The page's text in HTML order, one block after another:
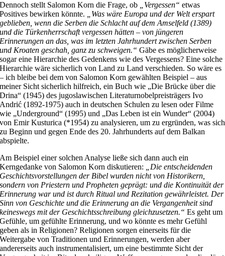
Dennoch stellt Salomon Korn die Frage, ob
„Vergessen“ etwas
Positives bewirken könnte.
„Was wäre Europa und der Welt erspart
geblieben, wenn die Serben die Schlacht auf dem Amselfeld (1389)
und die Türkenherrschaft vergessen hätten – von jüngeren
Erinnerungen an das, was im letzten Jahrhundert zwischen Serben
und Kroaten geschah, ganz zu schweigen.“ Gäbe es möglicherweise
sogar eine Hierarchie des Gedenkens wie des Vergessens? Eine solche
Hierarchie wäre sicherlich von Land zu Land verschieden. So wäre es
– ich bleibe bei dem von Salomon Korn gewählten Beispiel – aus
meiner Sicht sicherlich hilfreich, ein Buch wie „Die Brücke über die
Drina“ (1945) des jugoslawischen Literaturnobelpreisträgers Ivo
Andrić (1892-1975) auch in deutschen Schulen zu lesen oder Filme
wie „Underground“ (1995) und „Das Leben ist ein Wunder“ (2004)
von Emir Kusturica (*1954) zu analysieren, um zu ergründen, was sich
zu Beginn und gegen Ende des 20. Jahrhunderts auf dem Balkan
abspielte.
Am Beispiel einer solchen Analyse ließe sich dann auch ein
Kerngedanke von Salomon Korn diskutieren:
„Die entscheidenden
Geschichtsvorstellungen der Bibel wurden nicht von Historikern,
sondern von Priestern und Propheten geprägt: und die Kontinuität der
Erinnerung war und ist durch Ritual und Rezitation gewährleistet. Der
Sinn von Geschichte und die Erinnerung an die Vergangenheit sind
keineswegs mit der Geschichtsschreibung gleichzusetzen.“ Es geht um
Gefühle, um gefühlte Erinnerung, und wo könnte es mehr Gefühl
geben als in Religionen? Religionen sorgen einerseits für die
Weitergabe von Traditionen und Erinnerungen, werden aber
andererseits auch instrumentalisiert, um eine bestimmte Sicht der